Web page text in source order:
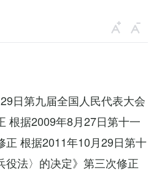
日第九届全国人民代表大会
根据2009年8月27日第十一
正 根据2011年10月29日第十
法〉的决定》第三次修正